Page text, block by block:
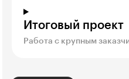
Итоговый проект
Работа с крупным